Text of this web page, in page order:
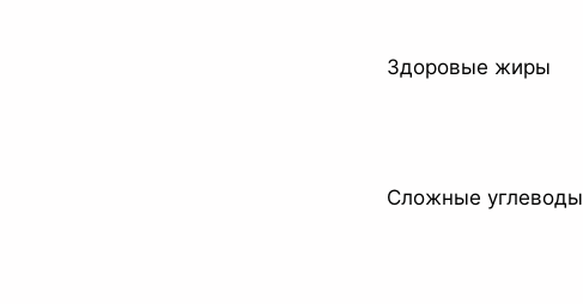
Здоровые жиры
Сложные углеводы